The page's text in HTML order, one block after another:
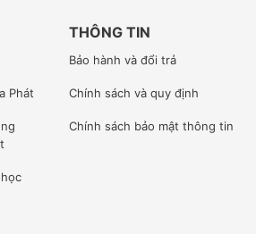
phối được nhà sản xuất cấp
trường Việt Nam.
khẩu trực tiếp giao hàng và lắp
Phát
THÔNG TIN
Bảo hành và đổi trả
Chính sách và quy định
Chính sách bảo mật thông tin